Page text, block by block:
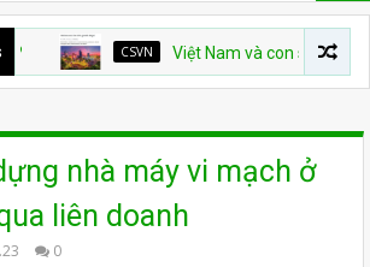
CSVN Việt Nam và con số tăng trưởng
nhà máy vi mạch ở
liên doanh
0